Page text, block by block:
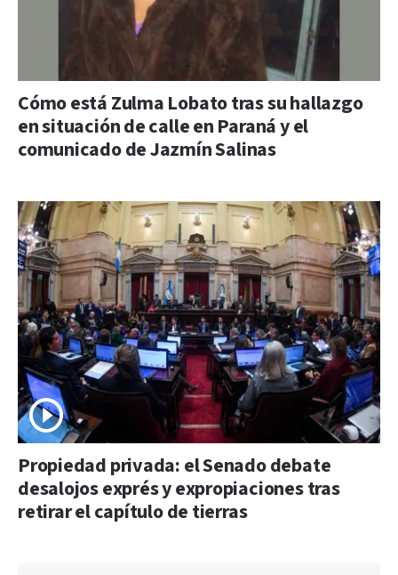
Cómo está Zulma Lobato tras su hallazgo
en situación de calle en Paraná y el
comunicado de Jazmín Salinas
Propiedad privada: el Senado debate
desalojos exprés y expropiaciones tras
retirar el capítulo de tierras